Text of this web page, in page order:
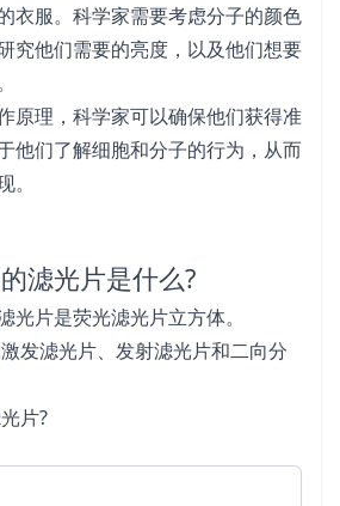
衣服。科学家需要考虑分子的颜色
究他们需要的亮度，以及他们想要
原理，科学家可以确保他们获得准
他们了解细胞和分子的行为，从而
滤光片是什么?
光片是荧光滤光片立方体。
发滤光片、发射滤光片和二向分
片?